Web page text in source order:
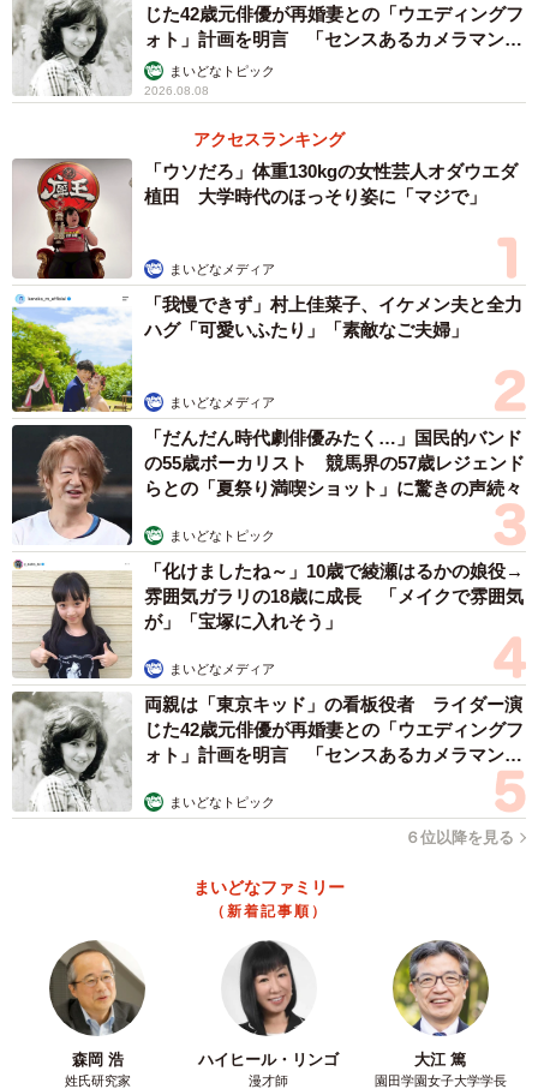
2/5
子どもが3年生まではがっつりフル、その後はゆ
るく
【Yさん、子ども10歳】
▽働き方を変える前は？
正社員として経理部で働いていました。フルタイム勤務と
はいえ、特に残業もない部署で、17時半には退社、18時過
ぎには保育園にお迎えに行けていました。「これなら学童
にもギリギリ18時に迎えに行けるから、学童にいられる3年
生まではまだまだがっつり働ける、働き方を変えるなら、4
年生以降かな」と考えていました。
▽働き方を考えたきっかけ、タイミングは？
通っていた学童が、基本小学校3年生いっぱいまでだった
し、子どももそのつもりでいたようなので、下校する時間
には家にいて「おかえり」と言ってあげられる働き方をし
たいな、と。
▽働き方を変える際、どう動いた？
いわゆる転職活動ですね。保育園や学童に預けるわけでは
ないので、勤務証明書もいらないし、点数を気にせず職を
選べました（笑）。とはいえ、ずっと経理畑だったので、
それを活かせる職種で探しました。
▽現在は？
会計事務所で事務として働いています。簿記の資格が役に
立っていますね。勤務時間は10時～15時、通勤時間も20分
なので、朝は子どもを送り出してから、帰りもほぼ子ども
じた42歳元俳優が再婚妻との「ウエディングフ
ォト」計画を明言 「センスあるカメラマン求
む」まいどなトピック
2026.08.08
アクセスランキング
「ウソだろ」体重130kgの女性芸人オダウエダ
植田 大学時代のほっそり姿に「マジで」
まいどなメディア
「我慢できず」村上佳菜子、イケメン夫と全力
ハグ「可愛いふたり」「素敵なご夫婦」
まいどなメディア
「だんだん時代劇俳優みたく…」国民的バンド
の55歳ボーカリスト 競馬界の57歳レジェンド
らとの「夏祭り満喫ショット」に驚きの声続々
まいどなトピック
「化けましたね～」10歳で綾瀬はるかの娘役→
雰囲気ガラリの18歳に成長 「メイクで雰囲気
が」「宝塚に入れそう」
まいどなメディア
両親は「東京キッド」の看板役者 ライダー演
じた42歳元俳優が再婚妻との「ウエディングフ
ォト」計画を明言 「センスあるカメラマン求
まいどなトピック
６位以降を見る
まいどなファミリー
（新着記事順）
森岡 浩
姓氏研究家
ハイヒール・リンゴ
漫才師
大江 篤
園田学園女子大学学長